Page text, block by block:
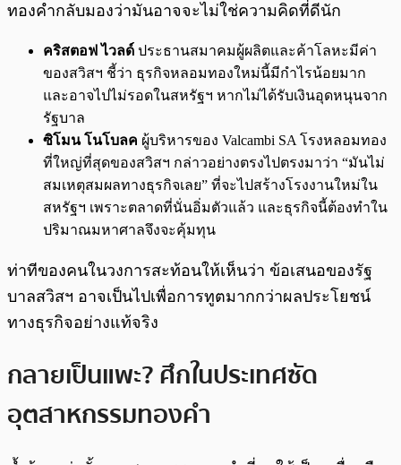
ทองคำกลับมองว่ามันอาจจะไม่ใช่ความคิดที่ดีนัก
คริสตอฟ ไวลด์ ประธานสมาคมผู้ผลิตและค้าโลหะมีค่า
ของสวิสฯ ชี้ว่า ธุรกิจหลอมทองใหม่นี้มีกำไรน้อยมาก
และอาจไปไม่รอดในสหรัฐฯ หากไม่ได้รับเงินอุดหนุนจาก
รัฐบาล
ซิโมน โนโบลค ผู้บริหารของ Valcambi SA โรงหลอมทอง
ที่ใหญ่ที่สุดของสวิสฯ กล่าวอย่างตรงไปตรงมาว่า “มันไม่
สมเหตุสมผลทางธุรกิจเลย” ที่จะไปสร้างโรงงานใหม่ใน
สหรัฐฯ เพราะตลาดที่นั่นอิ่มตัวแล้ว และธุรกิจนี้ต้องทำใน
ปริมาณมหาศาลจึงจะคุ้มทุน
ท่าทีของคนในวงการสะท้อนให้เห็นว่า ข้อเสนอของรัฐ
บาลสวิสฯ อาจเป็นไปเพื่อการทูตมากกว่าผลประโยชน์
ทางธุรกิจอย่างแท้จริง
กลายเป็นแพะ? ศึกในประเทศซัด
อุตสาหกรรมทองคำ